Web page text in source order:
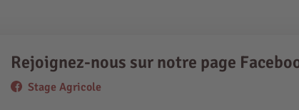
Rejoignez-nous sur notre page
Stage Agricole